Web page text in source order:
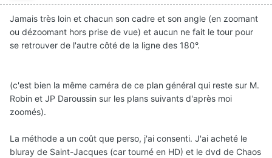
Jamais très loin et chacun son cadre et son angle (en zoomant
ou dézoomant hors prise de vue) et aucun ne fait le tour pour
se retrouver de l'autre côté de la ligne des 180°.
(c'est bien la même caméra de ce plan général qui reste sur M.
Robin et JP Daroussin sur les plans suivants d'après moi
zoomés).
La méthode a un coût que perso, j'ai consenti. J'ai acheté le
bluray de Saint-Jacques (car tourné en HD) et le dvd de Chaos